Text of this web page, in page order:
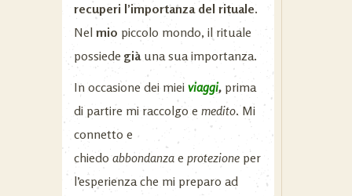
recuperi l’importanza del rituale.
Nel mio piccolo mondo, il rituale
possiede già una sua importanza.
In occasione dei miei viaggi, prima
di partire mi raccolgo e medito. Mi
connetto e
chiedo abbondanza e protezione per
l’esperienza che mi preparo ad